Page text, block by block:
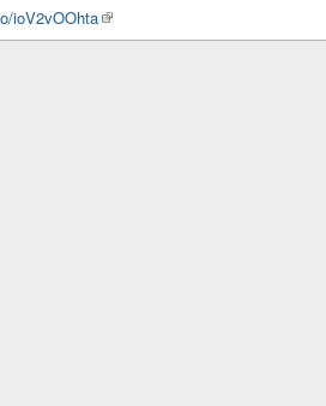
ioV2vOOhta